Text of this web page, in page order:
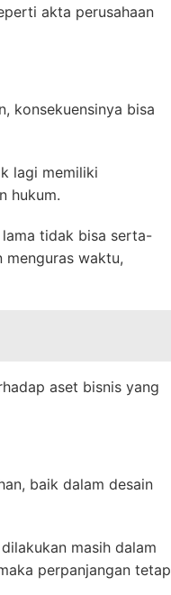
akta perusahaan
konsekuensinya bisa
lagi memiliki
hukum.
tidak bisa serta-
menguras waktu,
aset bisnis yang
baik dalam desain
masih dalam
perpanjangan tetap